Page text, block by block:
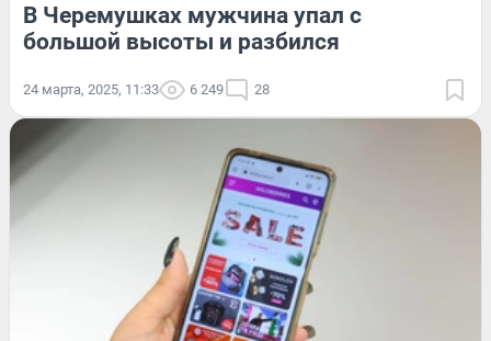
В Черемушках мужчина упал с
большой высоты и разбился
24 марта, 2025, 11:33 6 249 28